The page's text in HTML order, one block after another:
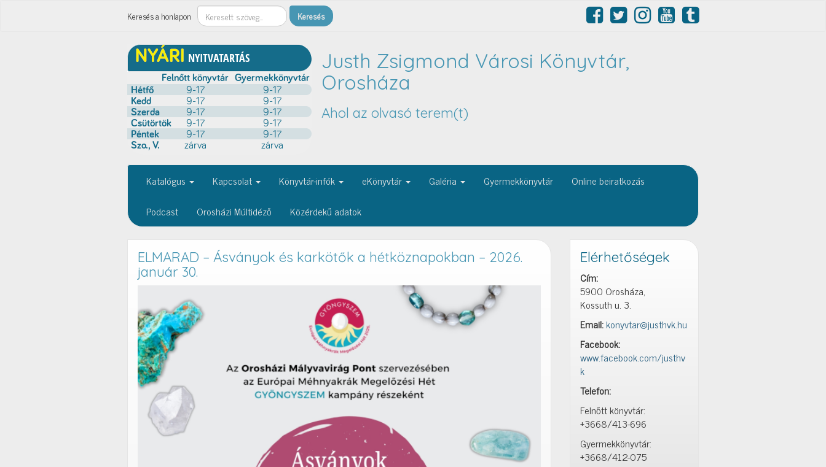
Keresés a honlapon Keresés
Justh Zsigmond Városi Könyvtár,
Orosháza
Ahol az olvasó terem(t)
Katalógus Kapcsolat Könyvtár-infók eKönyvtár Galéria Gyermekkönyvtár
Online beiratkozás
Podcast
Orosházi Múltidéző Közérdekű adatok
ELMARAD – Ásványok és karkötők a hétköznapokban – 2026.
január 30.
Elérhetőségek
Cím:
5900 Orosháza,
Kossuth u. 3.
Email:konyvtar@justhvk.hu
Facebook:
www.facebook.com/justhv
k
Telefon:
Felnőtt könyvtár:
+3668/413-696
Gyermekkönyvtár:
+3668/412-075